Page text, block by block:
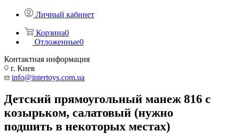
Личный кабинет
Корзина0
Отложенные0
Контактная информация
г. Киев
info@intertoys.com.ua
Детский прямоугольный манеж 816 с
козырьком, салатовый (нужно
подшить в некоторых местах)